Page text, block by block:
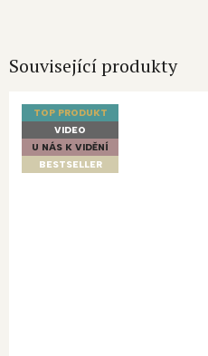
Související produkty
TOP PRODUKT
VIDEO
U NÁS K VIDĚNÍ
BESTSELLER